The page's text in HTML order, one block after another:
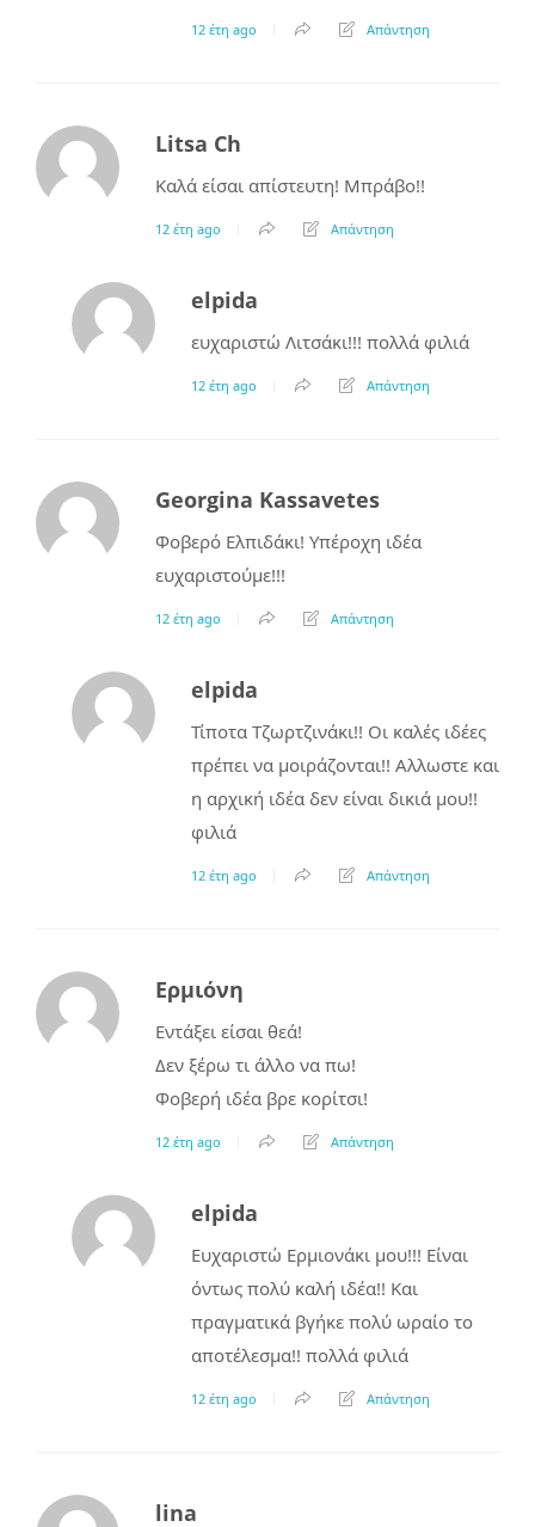
12 έτη ago Απάντηση
Litsa Ch
Καλά είσαι απίστευτη! Μπράβο!!
12 έτη ago Απάντηση
elpida
ευχαριστώ Λιτσάκι!!! πολλά φιλιά
12 έτη ago Απάντηση
Georgina Kassavetes
Φοβερό Ελπιδάκι! Υπέροχη ιδέα
ευχαριστούμε!!!
12 έτη ago Απάντηση
elpida
Τίποτα Τζωρτζινάκι!! Οι καλές ιδέες
πρέπει να μοιράζονται!! Αλλωστε και
η αρχική ιδέα δεν είναι δικιά μου!!
φιλιά
12 έτη ago Απάντηση
Ερμιόνη
Εντάξει είσαι θεά!
Δεν ξέρω τι άλλο να πω!
Φοβερή ιδέα βρε κορίτσι!
12 έτη ago Απάντηση
elpida
Ευχαριστώ Ερμιονάκι μου!!! Είναι
όντως πολύ καλή ιδέα!! Και
πραγματικά βγήκε πολύ ωραίο το
αποτέλεσμα!! πολλά φιλιά
12 έτη ago Απάντηση
lina